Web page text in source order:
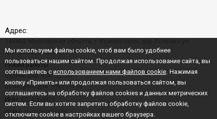
Адрес:
Центральная д. 6"Б"
Режим работы:
Будние дни: 9:00–22:00
Выходные дни: 9:00–20:00
ИНН:
ОГРН:1045004456573
Мы используем файлы cookie, чтоб вам было удобнее
пользоваться нашим сайтом. Продолжая использование сайта, вы
соглашаетесь с использованием нами файлов cookie . Нажимая
кнопку «Принять» или продолжая пользоваться сайтом, вы
соглашаетесь на обработку файлов cookies и данных метрических
систем. Если вы хотите запретить обработку файлов cookie,
отключите cookie в настройках вашего браузера.